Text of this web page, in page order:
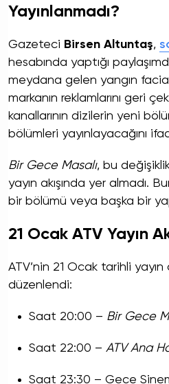
Yayınlanmadı?
Gazeteci Birsen Altuntaş,
hesabında yaptığı
meydana gelen yangın
markanın reklamlarını geri
kanallarının dizilerin yeni
bölümleri yayınlayacağını
Bir Gece Masalı, bu
yayın akışında yer almadı.
bir bölümü veya başka bir
21 Ocak ATV Yayın
ATV’nin 21 Ocak tarihli yayın
düzenlendi:
Saat 20:00 – Bir Gece
Saat 22:00 – ATV Ana
Saat 23:30 – Gece